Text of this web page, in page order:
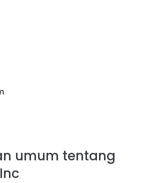
umum tentang